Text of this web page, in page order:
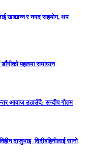
खाद्यान्न र नगद सहयोग, थप
पहलमा समाधान
आवाज उठाउँदै: सन्दीप गौतम
दाजुभाइ–दिदीबहिनीलाई सानो